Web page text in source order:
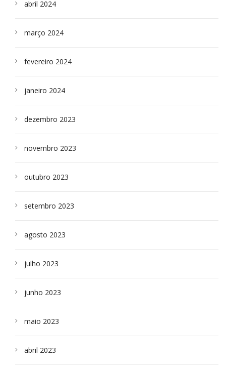
abril 2024
março 2024
fevereiro 2024
janeiro 2024
dezembro 2023
novembro 2023
outubro 2023
setembro 2023
agosto 2023
julho 2023
junho 2023
maio 2023
abril 2023